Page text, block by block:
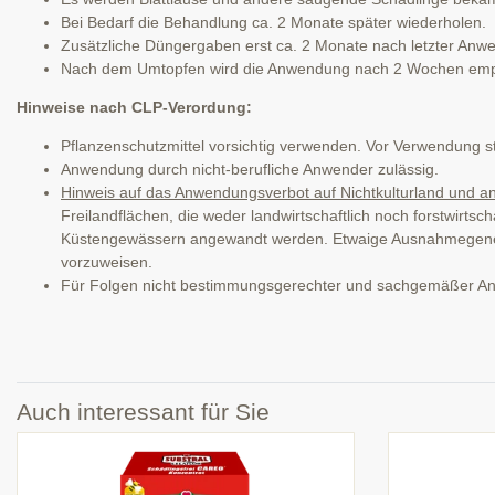
Bei Bedarf die Behandlung ca. 2 Monate später wiederholen.
Zusätzliche Düngergaben erst ca. 2 Monate nach letzter
Nach dem Umtopfen wird die Anwendung nach 2 Wochen
Hinweise nach CLP-Verordung:
Pflanzenschutzmittel vorsichtig verwenden. Vor Verwendung
Anwendung durch nicht-berufliche Anwender zulässig.
Hinweis auf das Anwendungsverbot auf Nichtkulturland und
Freilandflächen, die weder landwirtschaftlich noch
Küstengewässern angewandt werden. Etwaige
vorzuweisen.
Für Folgen nicht bestimmungsgerechter und sachgemäßer
Auch interessant für Sie